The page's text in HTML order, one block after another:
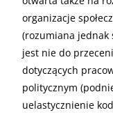
organizacje
(rozumiana
jest nie do
dotyczących
politycznym
uelastycznienie